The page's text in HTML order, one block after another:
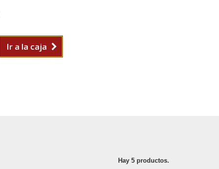
Ir a la caja
Hay 5 productos.